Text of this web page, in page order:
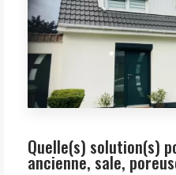
Quelle(s) solution(s)
ancienne, sale,